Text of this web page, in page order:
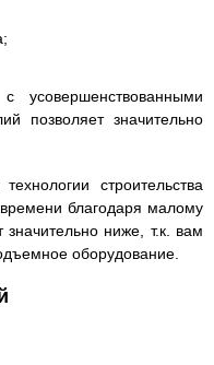
позволяет значительно
строительства
благодаря малому
значительно ниже, т.к. вам
оборудование.